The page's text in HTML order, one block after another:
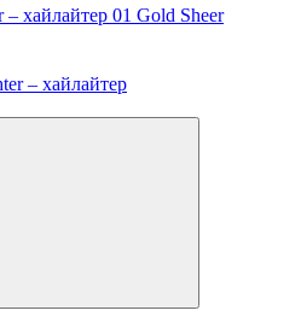
хайлайтер 01 Gold Sheer